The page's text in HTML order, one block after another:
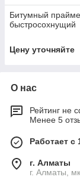
Битумный
быстросохнущий
Цену уточняйте
О нас
Рейтинг не
Менее 5
Работает с
г. Алматы
г. Алматы,